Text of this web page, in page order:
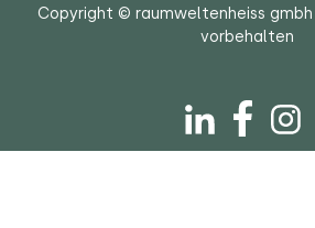
Copyright © raumweltenheiss
vorbehalten